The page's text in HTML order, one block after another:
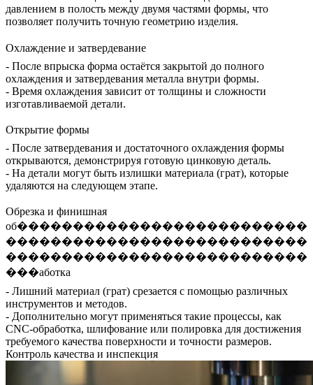
давлением в полость между двумя частями формы, что
позволяет получить точную геометрию изделия.
Охлаждение и затвердевание
- После впрыска форма остаётся закрытой до полного
охлаждения и затвердевания металла внутри формы.
- Время охлаждения зависит от толщины и сложности
изготавливаемой детали.
Открытие формы
- После затвердевания и достаточного охлаждения формы
открываются, демонстрируя готовую цинковую деталь.
- На детали могут быть излишки материала (грат), которые
удаляются на следующем этапе.
Обрезка и финишная
об��������������������������
���������������������������
���������������������������
���аботка
- Лишний материал (грат) срезается с помощью различных
инструментов и методов.
- Дополнительно могут применяться такие процессы, как
CNC-обработка, шлифование или полировка для достижения
требуемого качества поверхности и точности размеров.
Контроль качества и инспекция